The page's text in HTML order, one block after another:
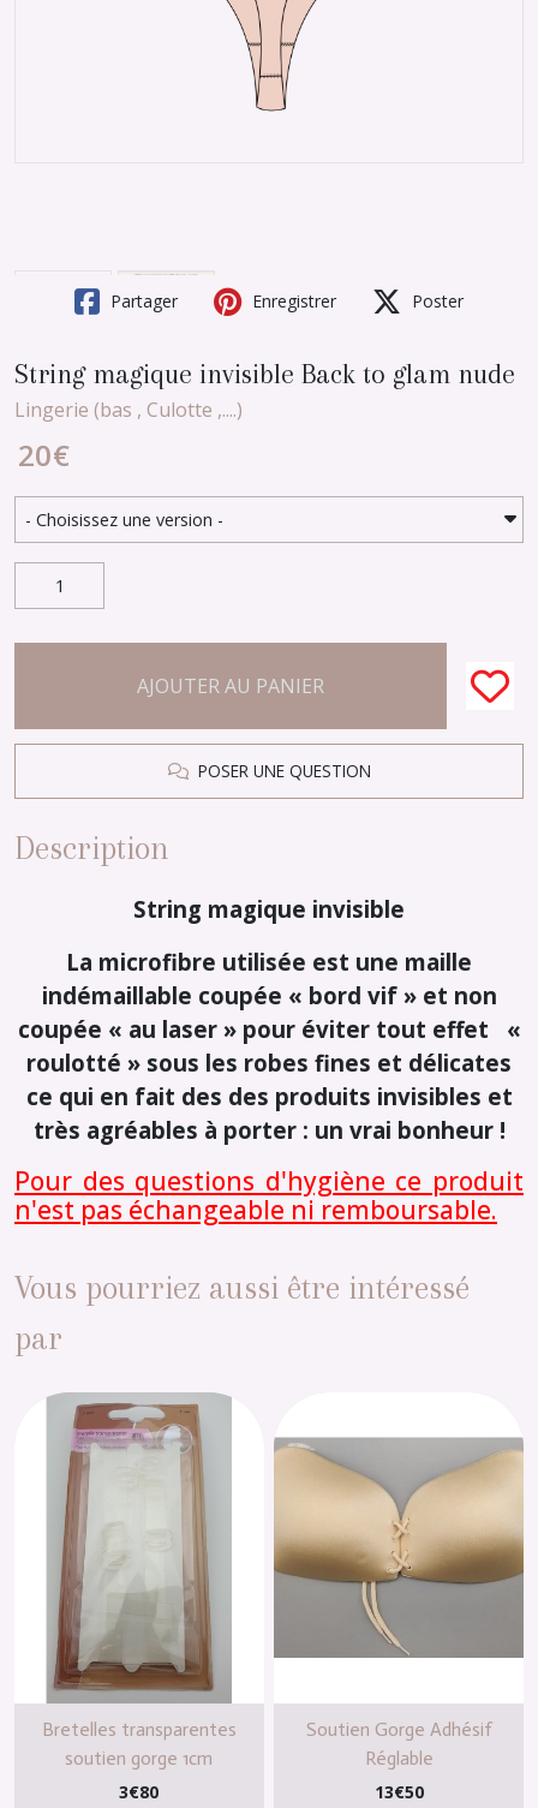
Partager Enregistrer Poster
String magique invisible Back to glam nude
Lingerie (bas , Culotte ,....)
20€
AJOUTER AU PANIER
POSER UNE QUESTION
Description
String magique invisible
La microfibre utilisée est une maille
indémaillable coupée « bord vif » et non
coupée « au laser » pour éviter tout effet «
roulotté » sous les robes fines et délicates
ce qui en fait des des produits invisibles et
très agréables à porter : un vrai bonheur !
Pour des questions d'hygiène ce produit
n'est pas échangeable ni remboursable.
Vous pourriez aussi être intéressé
par
Bretelles transparentes
soutien gorge 1cm
3€80
Soutien Gorge Adhésif
Réglable
13€50